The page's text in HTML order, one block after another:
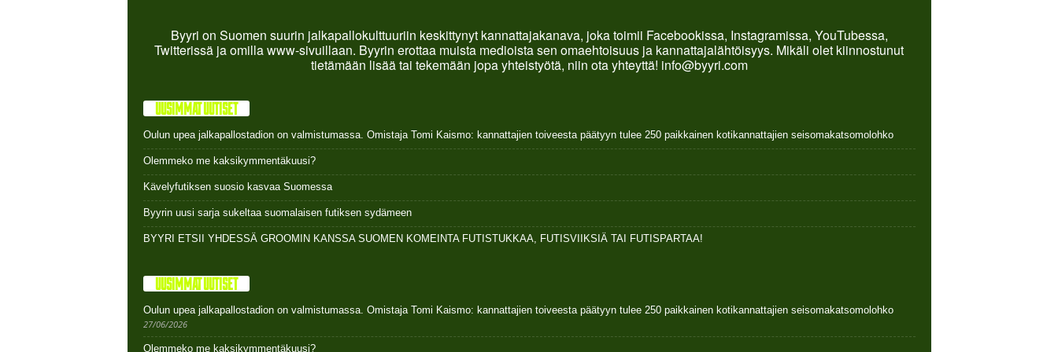
Byyri on Suomen suurin jalkapallokulttuuriin keskittynyt kannattajakanava, joka toimii Facebookissa, Instagramissa, YouTubessa,
Twitterissä ja omilla www-sivuillaan. Byyrin erottaa muista medioista sen omaehtoisuus ja kannattajalähtöisyys. Mikäli olet kiinnostunut
tietämään lisää tai tekemään jopa yhteistyötä, niin ota yhteyttä! info@byyri.com
UUSIMMAT UUTISET
Oulun upea jalkapallostadion on valmistumassa. Omistaja Tomi Kaismo: kannattajien toiveesta päätyyn tulee 250 paikkainen kotikannattajien seisomakatsomolohko
Olemmeko me kaksikymmentäkuusi?
Kävelyfutiksen suosio kasvaa Suomessa
Byyrin uusi sarja sukeltaa suomalaisen futiksen sydämeen
BYYRI ETSII YHDESSÄ GROOMIN KANSSA SUOMEN KOMEINTA FUTISTUKKAA, FUTISVIIKSIÄ TAI FUTISPARTAA!
UUSIMMAT UUTISET
Oulun upea jalkapallostadion on valmistumassa. Omistaja Tomi Kaismo: kannattajien toiveesta päätyyn tulee 250 paikkainen kotikannattajien seisomakatsomolohko
27/06/2026
Olemmeko me kaksikymmentäkuusi?